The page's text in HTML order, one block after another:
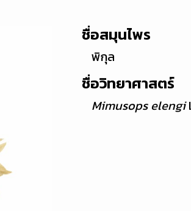
ชื่อสมุนไพร
พิกุล
ชื่อวิทยาศาสตร์
Mimusops elengi